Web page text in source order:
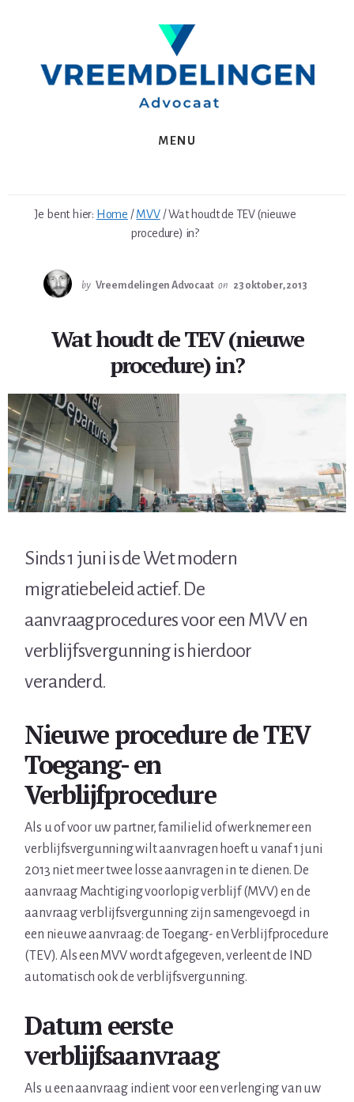
sidebar
MENU
Je bent hier: Home / MVV /Wat houdt de TEV (nieuwe
procedure) in?
by Vreemdelingen Advocaat on 23 oktober, 2013
Wat houdt de TEV (nieuwe
procedure) in?
Sinds 1 juni is de Wet modern
migratiebeleid actief. De
aanvraagprocedures voor een MVV en
verblijfsvergunning is hierdoor
veranderd.
Nieuwe procedure de TEV
Toegang- en
Verblijfprocedure
Als u of voor uw partner, familielid of werknemer een
verblijfsvergunning wilt aanvragen hoeft u vanaf 1 juni
2013 niet meer twee losse aanvragen in te dienen. De
aanvraag Machtiging voorlopig verblijf (MVV) en de
aanvraag verblijfsvergunning zijn samengevoegd in
een nieuwe aanvraag: de Toegang- en Verblijfprocedure
(TEV). Als een MVV wordt afgegeven, verleent de IND
automatisch ook de verblijfsvergunning.
Datum eerste
verblijfsaanvraag
Als u een aanvraag indient voor een verlenging van uw